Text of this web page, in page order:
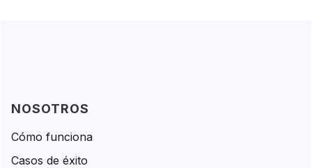
NOSOTROS
Cómo funciona
Casos de éxito